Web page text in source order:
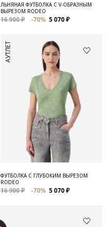
ЛЬНЯНАЯ ФУТБОЛКА С V-ОБРАЗНЫМ
ВЫРЕЗОМ RODEO
16 900 ₽ -70% 5 070 ₽
АУТЛЕТ
ФУТБОЛКА С ГЛУБОКИМ ВЫРЕЗОМ
RODEO
16 900 ₽ -70% 5 070 ₽